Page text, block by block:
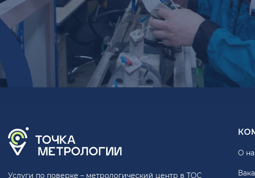
Услуги по поверке – метрологический центр в ТОС
О